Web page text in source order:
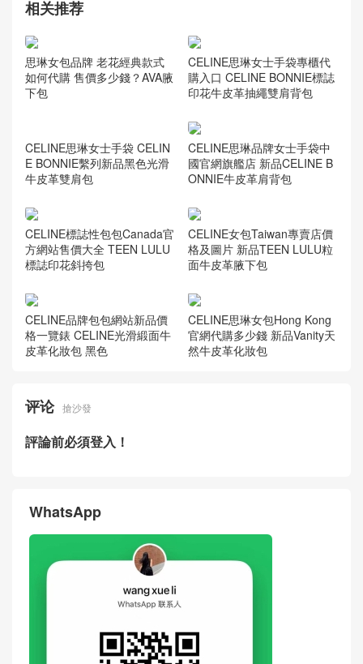
相关推荐
思琳女包品牌 老花經典款式
如何代購 售價多少錢？AVA腋
下包
CELINE思琳女士手袋專櫃代
購入口 CELINE BONNIE標誌
印花牛皮革抽繩雙肩背包
E BONNIE繫列新品黑色光滑
牛皮革雙肩包
CELINE思琳品牌女士手袋中
國官網旗艦店 新品CELINE B
ONNIE牛皮革肩背包
標誌印花斜挎包
CELINE品牌包包網站新品價
评论
評論前必須登入！